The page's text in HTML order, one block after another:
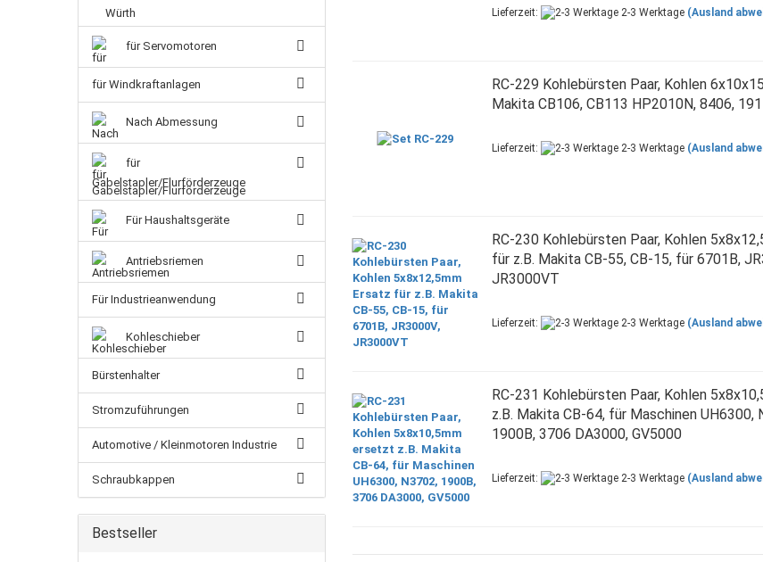
Lieferzeit: 2-3 Werktage (Ausland
RC-229 Kohlebürsten Paar, Kohlen
Makita CB106, CB113 HP2010N, 8406,
Lieferzeit: 2-3 Werktage (Ausland
RC-230 Kohlebürsten Paar, Kohlen
für z.B. Makita CB-55, CB-15, für 6701B,
JR3000VT
Lieferzeit: 2-3 Werktage (Ausland
RC-231 Kohlebürsten Paar, Kohlen
z.B. Makita CB-64, für Maschinen UH6300,
1900B, 3706 DA3000, GV5000
Lieferzeit: 2-3 Werktage (Ausland
Würth
für Servomotoren
für Windkraftanlagen
Nach Abmessung
für
Gabelstapler/Flurförderzeuge
Für Haushaltsgeräte
Antriebsriemen
Für Industrieanwendung
Kohleschieber
Bürstenhalter
Stromzuführungen
Automotive / Kleinmotoren Industrie
Schraubkappen
Bestseller